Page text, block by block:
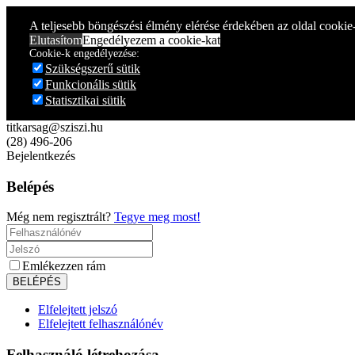
A teljesebb böngészési élmény elérése érdekében az oldal
ElutasítomEngedélyezem a cookie-kat
Cookie-k engedélyezése:
Szükségszerű sütik
Funkcionális sütik
Statisztikai sütik
titkarsag@sziszi.hu
(28) 496-206
Bejelentkezés
Belépés
Még nem regisztrált? Tegye meg most!
Emlékezzen rám
Elfelejtett jelszó
Elfelejtett felhasználónév